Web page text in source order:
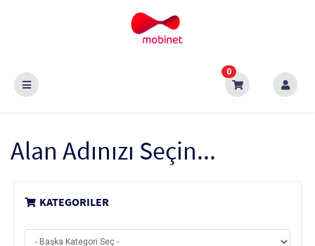
0
Alan Adınızı Seçin...
KATEGORILER